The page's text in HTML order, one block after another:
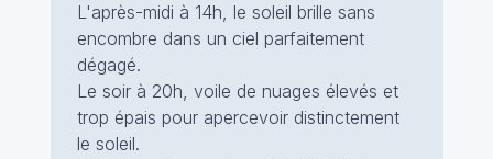
L'après-midi à 14h, le soleil brille sans
encombre dans un ciel parfaitement
dégagé.
Le soir à 20h, voile de nuages élevés et
trop épais pour apercevoir distinctement
le soleil.